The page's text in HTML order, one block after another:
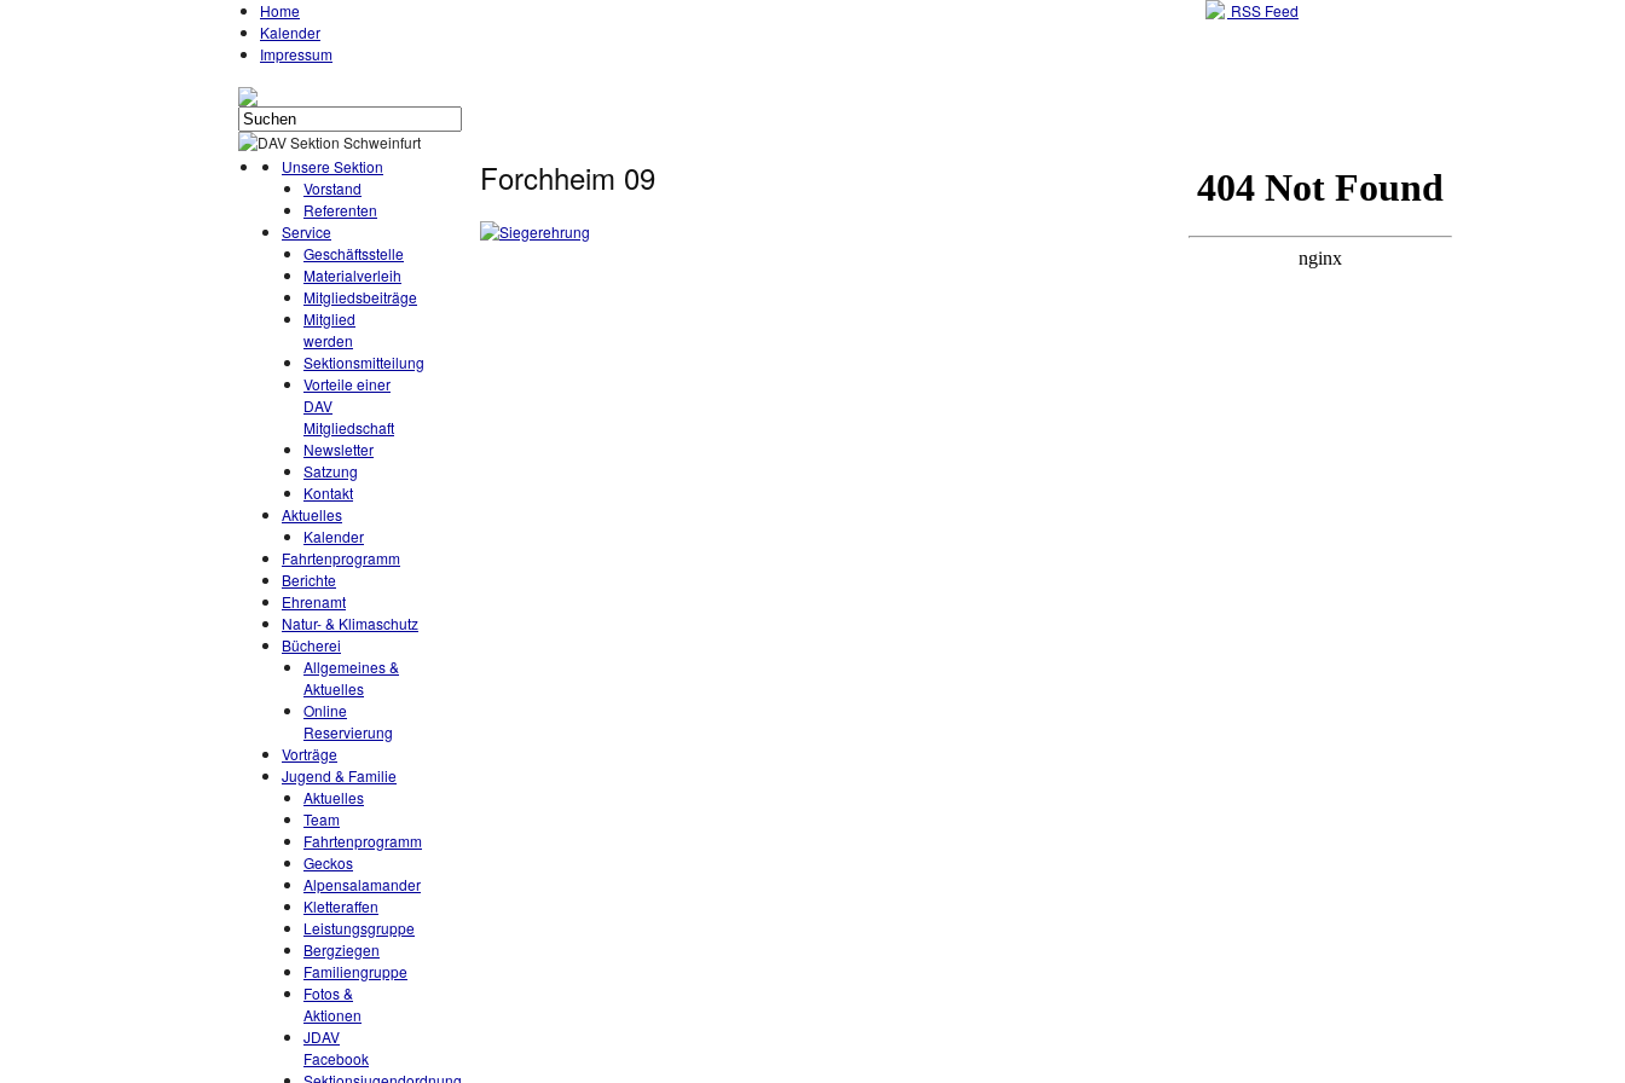
Home
Kalender
Impressum
RSS Feed
Unsere Sektion
Vorstand
Referenten
Service
Geschäftsstelle
Materialverleih
Mitgliedsbeiträge
Mitglied
werden
Sektionsmitteilung
Vorteile einer
DAV
Mitgliedschaft
Newsletter
Satzung
Kontakt
Aktuelles
Kalender
Fahrtenprogramm
Berichte
Ehrenamt
Natur- & Klimaschutz
Bücherei
Allgemeines &
Aktuelles
Online
Reservierung
Vorträge
Jugend & Familie
Aktuelles
Team
Fahrtenprogramm
Geckos
Alpensalamander
Kletteraffen
Leistungsgruppe
Bergziegen
Familiengruppe
Fotos &
Aktionen
JDAV
Facebook
Forchheim 09